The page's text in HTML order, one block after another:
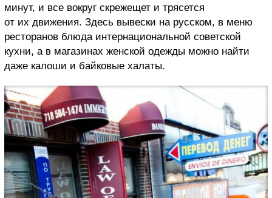
минут, и все вокруг скрежещет и трясется
от их движения. Здесь вывески на русском, в меню
ресторанов блюда интернациональной советской
кухни, а в магазинах женской одежды можно найти
даже калоши и байковые халаты.